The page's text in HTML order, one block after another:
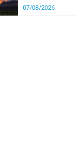
07/08/2026